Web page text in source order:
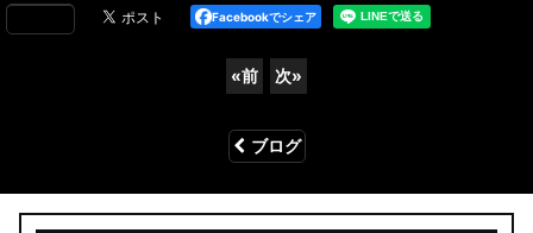
Facebookでシェア
«前 次»
ブログ